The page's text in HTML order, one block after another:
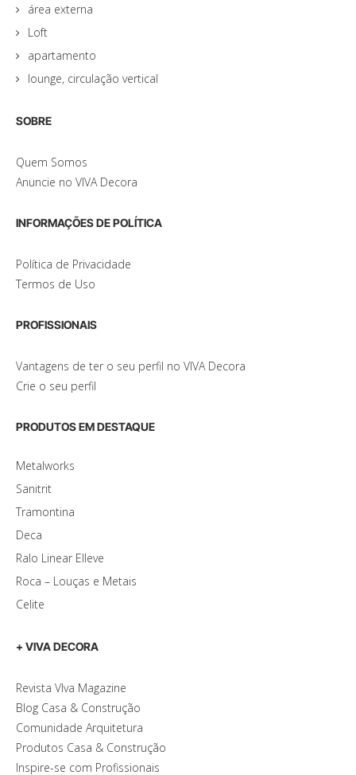
área externa
Loft
apartamento
lounge, circulação vertical
SOBRE
Quem Somos
Anuncie no VIVA Decora
INFORMAÇÕES DE POLÍTICA
Política de Privacidade
Termos de Uso
PROFISSIONAIS
Vantagens de ter o seu perfil no VIVA Decora
Crie o seu perfil
PRODUTOS EM DESTAQUE
Metalworks
Sanitrit
Tramontina
Deca
Ralo Linear Elleve
Roca – Louças e Metais
Celite
+ VIVA DECORA
Revista VIva Magazine
Blog Casa & Construção
Comunidade Arquitetura
Produtos Casa & Construção
Inspire-se com Profissionais